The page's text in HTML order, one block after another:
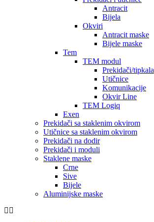
Antracit
Bijela
Okviri
Antracit maske
Bijele maske
Tem
TEM modul
Prekidači/tipkala
Utičnice
Komunikacije
Okvir Line
TEM Logiq
Exen
Prekidači sa staklenim okvirom
Utičnice sa staklenim okvirom
Prekidači na dodir
Prekidači i moduli
Staklene maske
Crne
Sive
Bijele
Aluminijske maske